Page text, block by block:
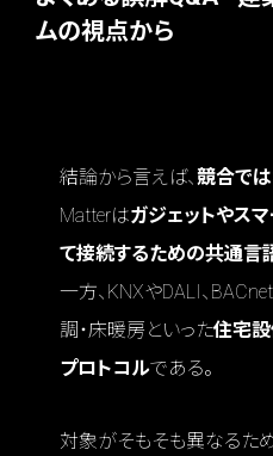
ムの視点から
結論から言えば、競合で
Matterはガジェットやス
て接続するための共通言
一方、KNXやDALI、
調・床暖房といった住宅
プロトコルである。
対象がそもそも異なるた